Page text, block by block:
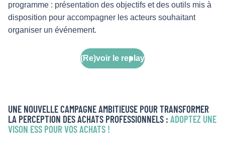
programme : présentation des objectifs et des outils mis à
disposition pour accompagner les acteurs souhaitant
organiser un événement.
(Re)voir le replay
UNE NOUVELLE CAMPAGNE AMBITIEUSE POUR TRANSFORMER
LA PERCEPTION DES ACHATS PROFESSIONNELS : ADOPTEZ UNE
VISON ESS POUR VOS ACHATS !